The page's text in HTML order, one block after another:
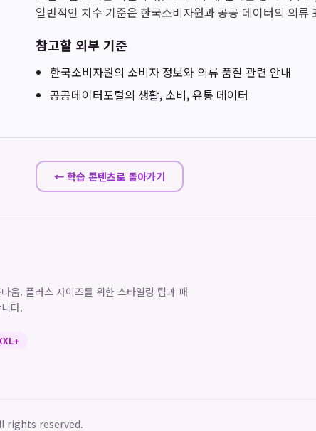
일반적인 치수 기준은 한국소비자원과 공공 데이터의 의
참고할 외부 기준
한국소비자원의 소비자 정보와 의류 품질 관련 안내
공공데이터포털의 생활, 소비, 유통 데이터
← 학습 콘텐츠로 돌아가기
움. 플러스 사이즈를 위한 스타일링 팁과 패
다.
rights reserved.